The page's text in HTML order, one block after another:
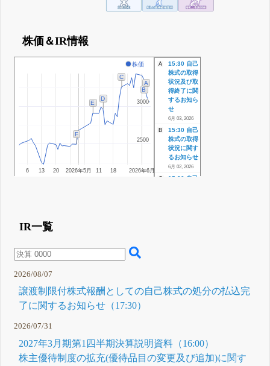
株価＆IR情報
株価
2026年5月 2026年6月
6 13 20 11 18
2500
2500
3000
3000
F
E
D
C
B
A
A
15:30 自己
株式の取得
状況及び取
得終了に関
するお知ら
せ
6月 03, 2026
B
15:30 自己
株式の取得
状況に関す
るお知らせ
6月 02, 2026
C
15:30 自己
期決算説明
会レポート
(書き起こ
し)
IR一覧
2026/08/07
譲渡制限付株式報酬としての自己株式の処分の払込完
了に関するお知らせ（17:30）
2026/07/31
2027年3月期第1四半期決算説明資料（16:00）
株主優待制度の拡充(優待品目の変更及び追加)に関す